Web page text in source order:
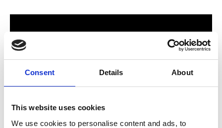
Consent Details About
This website uses cookies
We use cookies to personalise content and ads, to